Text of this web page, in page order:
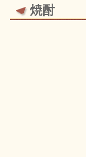
焼酎